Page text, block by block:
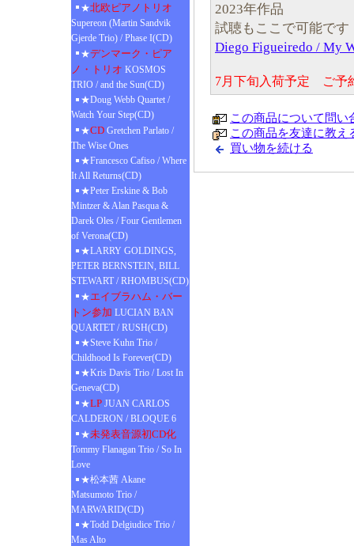
★北欧ピアノトリオ
Supereon (Martin Sandvik
Gjerde Trio) / Phase I(CD)
★デンマーク・ピア
ノ・トリオ KOSMOS
TRIO / and the Sun(CD)
★Doug Webb Quartet /
Watch Your Step(CD)
★CD Gretchen Parlato /
The Wise Ones
★Francesco Cafiso / Where
It All Returns(CD)
★Peter Erskine & Bob
Mintzer & Alan Pasqua &
Darek Oles / Four Gentlemen
of Verona(CD)
★LARRY GOLDINGS,
PETER BERNSTEIN, BILL
STEWART / RHOMBUS(CD)
★エイブラハム・バー
トン参加 LUCIAN BAN
QUARTET / RUSH(CD)
★Steve Kuhn Trio /
Childhood Is Forever(CD)
★Kris Davis Trio / Lost In
Geneva(CD)
★LP JUAN CARLOS
CALDERON / BLOQUE 6
★未発表音源初CD化
Tommy Flanagan Trio / So In
Love
★松本茜 Akane
Matsumoto Trio /
MARWARID(CD)
★Todd Delgiudice Trio /
Mas Alto
2023年作品
試聴もここで可能です
Diego Figueiredo / My
7月下旬入荷予定 ご予
この商品について問い
この商品を友達に教え
買い物を続ける